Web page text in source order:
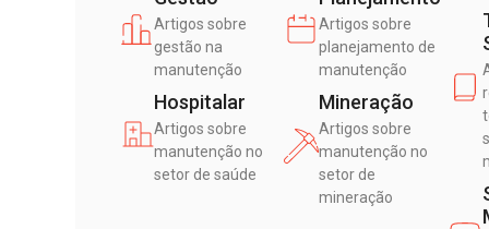
Artigos sobre
gestão na
manutenção
Hospitalar
Artigos sobre
manutenção no
setor de saúde
Artigos sobre
planejamento de
manutenção
Mineração
Artigos sobre
manutenção no
setor de
mineração